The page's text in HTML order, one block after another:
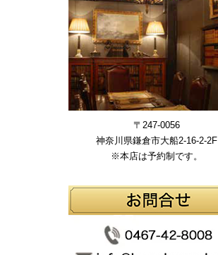
〒247-0056
神奈川県鎌倉市大船2-16-2-2F
※本店は予約制です。